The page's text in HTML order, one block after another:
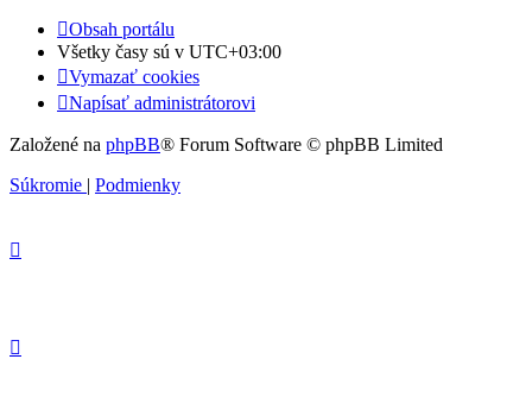
Obsah portálu
Všetky časy sú v UTC+03:00
Vymazať cookies
Napísať administrátorovi
Založené na phpBB® Forum Software © phpBB Limited
Súkromie
Podmienky